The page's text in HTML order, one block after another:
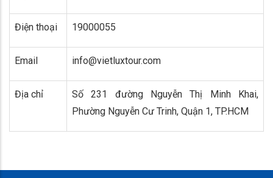
Điện thoại 19000055
Email info@vietluxtour.com
Địa chỉ
Số 231 đường Nguyễn Thị Minh Khai,
Phường Nguyễn Cư Trinh, Quận 1, TP.HCM